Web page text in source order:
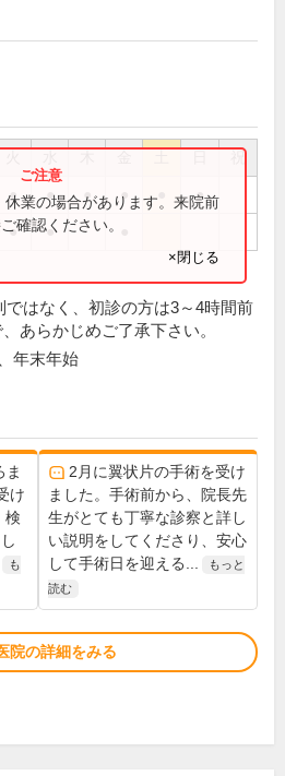
祝
● ● ● ● ●
● ●
業の場合があります。来院前
確認ください。
×閉じる
ではなく、初診の方は3～4時間前
あらかじめご了承下さい。
年末年始
ま
け
検
も
2月に翼状片の手術を受け
ました。手術前から、院長先
生がとても丁寧な診察と詳し
い説明をしてくださり、安心
して手術日を迎える...
もっと
読む
院の詳細をみる